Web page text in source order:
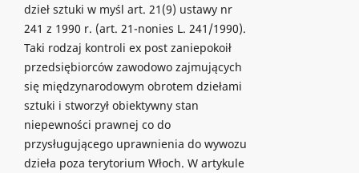
dzieł sztuki w myśl art. 21(9) ustawy nr
241 z 1990 r. (art. 21-nonies L. 241/1990).
Taki rodzaj kontroli ex post zaniepokoił
przedsiębiorców zawodowo zajmujących
się międzynarodowym obrotem dziełami
sztuki i stworzył obiektywny stan
niepewności prawnej co do
przysługującego uprawnienia do wywozu
dzieła poza terytorium Włoch. W artykule